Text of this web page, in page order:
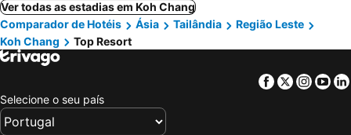
Ver todas as estadias em Koh Chang
Comparador de Hotéis
Ásia Tailândia
Região Leste
Koh Chang
Top Resort
Facebook
Twitter
Selecione o seu país